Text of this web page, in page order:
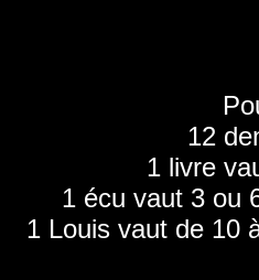
12
1 livre
1 écu vaut 3 ou
1 Louis vaut de 10